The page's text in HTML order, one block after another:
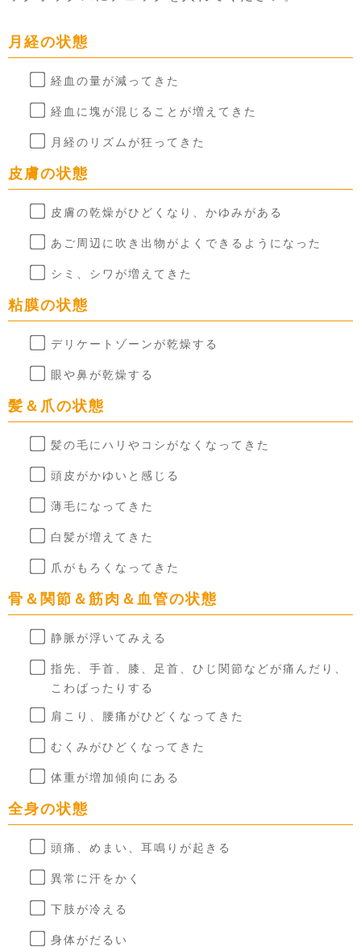
月経の状態
経血の量が減ってきた
経血に塊が混じることが増えてきた
月経のリズムが狂ってきた
皮膚の状態
皮膚の乾燥がひどくなり、かゆみがある
あご周辺に吹き出物がよくできるようになった
シミ、シワが増えてきた
粘膜の状態
デリケートゾーンが乾燥する
眼や鼻が乾燥する
髪＆爪の状態
髪の毛にハリやコシがなくなってきた
頭皮がかゆいと感じる
薄毛になってきた
白髪が増えてきた
爪がもろくなってきた
骨＆関節＆筋肉＆血管の状態
静脈が浮いてみえる
指先、手首、膝、足首、ひじ関節などが痛んだり、
こわばったりする
肩こり、腰痛がひどくなってきた
むくみがひどくなってきた
体重が増加傾向にある
全身の状態
頭痛、めまい、耳鳴りが起きる
異常に汗をかく
下肢が冷える
身体がだるい